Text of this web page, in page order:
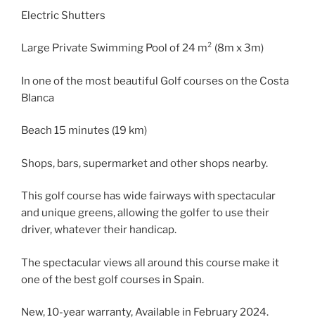
Electric Shutters
Large Private Swimming Pool of 24 m² (8m x 3m)
In one of the most beautiful Golf courses on the Costa
Blanca
Beach 15 minutes (19 km)
Shops, bars, supermarket and other shops nearby.
This golf course has wide fairways with spectacular
and unique greens, allowing the golfer to use their
driver, whatever their handicap.
The spectacular views all around this course make it
one of the best golf courses in Spain.
New, 10-year warranty, Available in February 2024.